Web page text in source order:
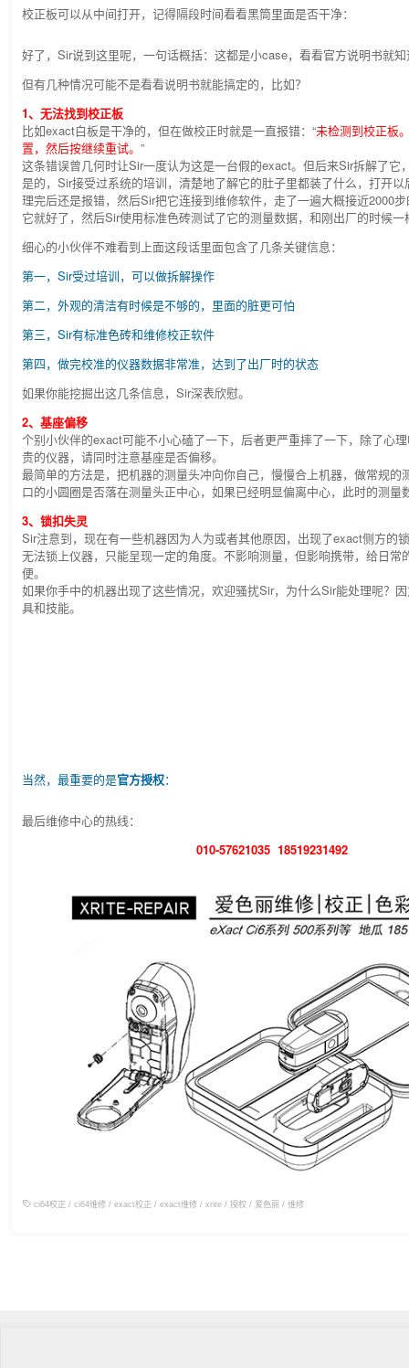
校正板可以从中间打开，记得隔段时间看看黑筒里面是否干净：
好了，Sir说到这里呢，一句话概括：这都是小case，看看官方说明书就
但有几种情况可能不是看看说明书就能搞定的，比如？
1、无法找到校正板
比如exact白板是干净的，但在做校正时就是一直报错：“未检测到校正板
置，然后按继续重试。”
这条错误曾几何时让Sir一度认为这是一台假的exact。但后来Sir拆解了它
是的，Sir接受过系统的培训，清楚地了解它的肚子里都装了什么，打开
理完后还是报错，然后Sir把它连接到维修软件，走了一遍大概接近2000
它就好了，然后Sir使用标准色砖测试了它的测量数据，和刚出厂的时候一
细心的小伙伴不难看到上面这段话里面包含了几条关键信息：
第一，Sir受过培训，可以做拆解操作
第二，外观的清洁有时候是不够的，里面的脏更可怕
第三，Sir有标准色砖和维修校正软件
第四，做完校准的仪器数据非常准，达到了出厂时的状态
如果你能挖掘出这几条信息，Sir深表欣慰。
2、基座偏移
个别小伙伴的exact可能不小心磕了一下，后者更严重摔了一下，除了心
贵的仪器，请同时注意基座是否偏移。
最简单的方法是，把机器的测量头冲向你自己，慢慢合上机器，做常规的
口的小圆圈是否落在测量头正中心，如果已经明显偏离中心，此时的测量
3、锁扣失灵
Sir注意到，现在有一些机器因为人为或者其他原因，出现了exact侧方的
无法锁上仪器，只能呈现一定的角度。不影响测量，但影响携带，给日常
便。
如果你手中的机器出现了这些情况，欢迎骚扰Sir，为什么Sir能处理呢？
具和技能。
当然，最重要的是官方授权：
最后维修中心的热线：
010-57621035 18519231492
ci64校正 / ci64维修/ exact校正 / exact维修/ xrite/ 授权/ 爱色丽 / 维修